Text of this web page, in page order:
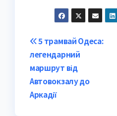
Post
navigation
5 трамвай Одеса:
легендарний
маршрут від
Автовокзалу до
Аркадії